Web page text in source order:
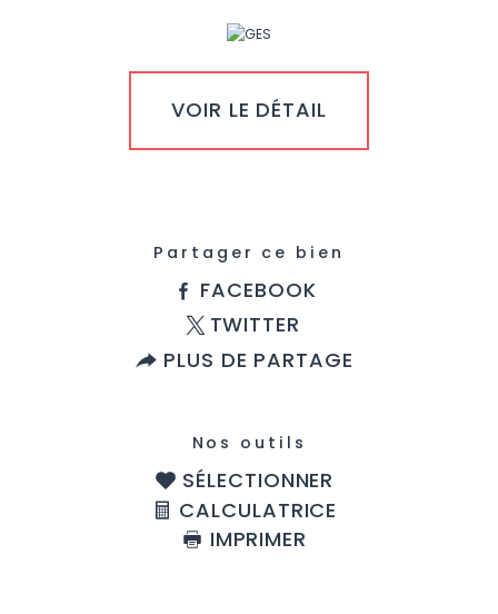
VOIR LE DÉTAIL
Partager ce bien
FACEBOOK
TWITTER
PLUS DE PARTAGE
Nos outils
SÉLECTIONNER
CALCULATRICE
IMPRIMER